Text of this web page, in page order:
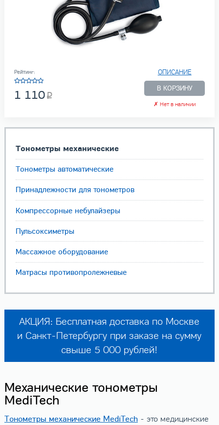
Тонометры механические
Тонометры автоматические
Принадлежности для тонометров
Компрессорные небулайзеры
Пульсоксиметры
Массажное оборудование
Матрасы противопролежневые
ОПИСАНИЕ
В КОРЗИНУ
✗ Нет в наличии
Рейтинг:
1 110
АКЦИЯ: Бесплатная доставка по Москве
и Санкт-Петербургу при заказе на сумму
свыше 5 000 рублей!
Механические тонометры
MediTech
Тонометры механические MediTech- это медицинские